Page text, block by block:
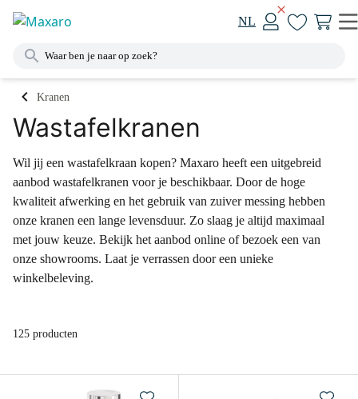
NL
Kranen
Wastafelkranen
Wil jij een wastafelkraan kopen? Maxaro heeft een uitgebreid
aanbod wastafelkranen voor je beschikbaar. Door de hoge
kwaliteit afwerking en het gebruik van zuiver messing hebben
onze kranen een lange levensduur. Zo slaag je altijd maximaal
met jouw keuze. Bekijk het aanbod online of bezoek een van
onze showrooms. Laat je verrassen door een unieke
winkelbeleving.
125 producten